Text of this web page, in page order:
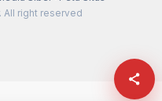
All right reserved